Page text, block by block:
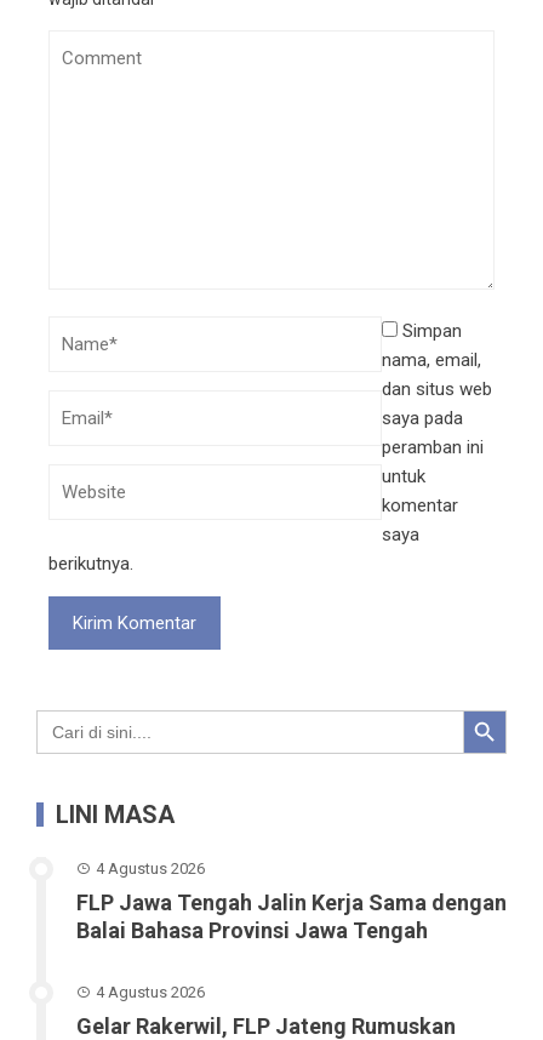
Simpan
nama, email,
dan situs web
saya pada
peramban ini
untuk
komentar
saya
berikutnya.
Search
for:
Search Button
LINI MASA
4 Agustus 2026
FLP Jawa Tengah Jalin Kerja Sama dengan
Balai Bahasa Provinsi Jawa Tengah
4 Agustus 2026
Gelar Rakerwil, FLP Jateng Rumuskan